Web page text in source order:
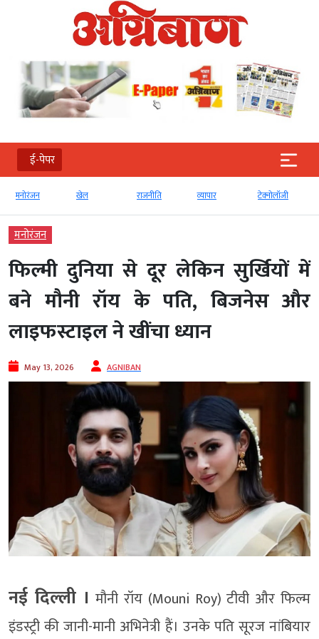
ई-पेपर
मनोरंजन खेल राजनीति व्‍यापार टेक्‍नोलॉजी
मनोरंजन
फिल्मी दुनिया से दूर लेकिन सुर्खियों में
बने मौनी रॉय के पति, बिजनेस और
लाइफस्टाइल ने खींचा ध्यान
May 13, 2026 AGNIBAN
नई दिल्ली । मौनी रॉय (Mouni Roy) टीवी और फिल्म
इंडस्ट्री की जानी-मानी अभिनेत्री हैं। उनके पति सूरज नांबियार